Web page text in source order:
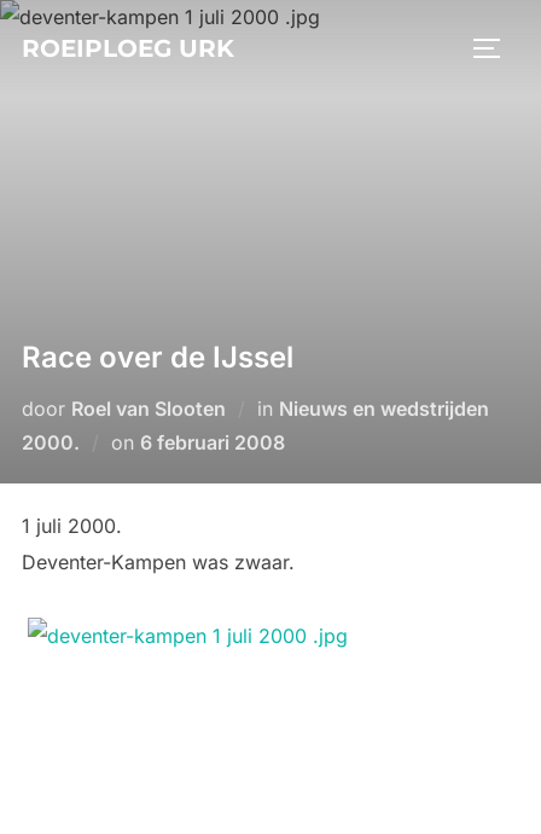
Ga
naarROEIPLOEG URK
Race over de IJssel
door Roel van Slooten in Nieuws en wedstrijden
2000.
on Geplaatst
6 februari 2008
1 juli 2000.
Deventer-Kampen was zwaar.